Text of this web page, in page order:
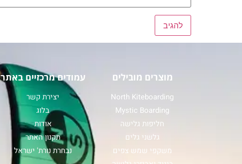
מוצרים מובילים
North Kiteboarding
Mystic Boarding
חליפות גלישה
גלשני גלים
משקפי שמש צפים
עמודים מרכזיים באתר
יצירת קשר
בלוג
אודות
תקנון האתר
נבחרת נורת' ישראל